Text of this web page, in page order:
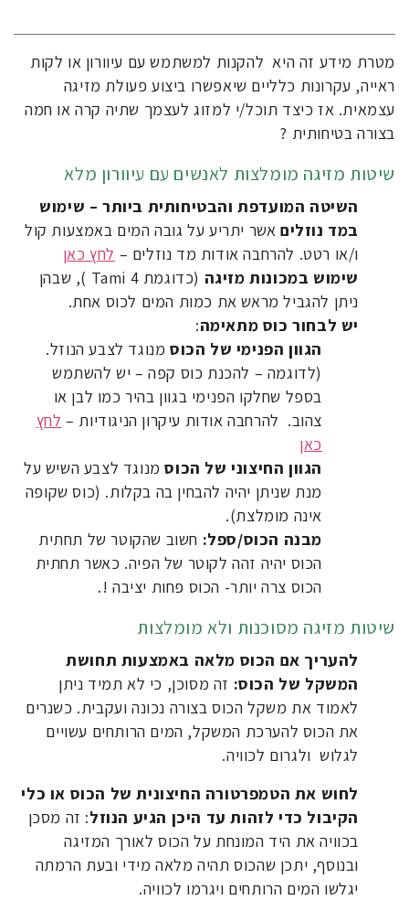
מטרת מידע זה היא להקנות למשתמש עם עיוורון או לקות
ראייה, עקרונות כלליים שיאפשרו ביצוע פעולת מזיגה
עצמאית. אז כיצד תוכל/י למזוג לעצמך שתיה קרה או חמה
בצורה בטיחותית ?
שיטות מזיגה מומלצות לאנשים עם עיוורון מלא
השיטה המועדפת והבטיחותית ביותר – שימוש
במד נוזלים אשר יתריע על גובה המים באמצעות קול
ו/או רטט. להרחבה אודות מד נוזלים – לחץ כאן
שימוש במכונות מזיגה
(כדוגמת Tami 4 ), שבהן
ניתן להגביל מראש את כמות המים לכוס אחת.
יש לבחור כוס מתאימה:
הגוון הפנימי של הכוס מנוגד לצבע הנוזל.
(לדוגמה – להכנת כוס קפה – יש להשתמש
בספל שחלקו הפנימי בגוון בהיר כמו לבן או
צהוב. להרחבה אודות עיקרון הניגודיות – לחץ
כאן
הגוון החיצוני של הכוסמנוגד לצבע השיש על
מנת שניתן יהיה להבחין בה בקלות. (כוס שקופה
אינה מומלצת).
מבנה הכוס/ספל: חשוב שהקוטר של תחתית
הכוס יהיה זהה לקוטר של הפיה. כאשר תחתית
הכוס צרה יותר- הכוס פחות יציבה !.
שיטות מזיגה מסוכנות ולא מומלצות
להעריך אם הכוס מלאה באמצעות תחושת
המשקל של הכוס: זה מסוכן, כי לא תמיד ניתן
לאמוד את משקל הכוס בצורה נכונה ועקבית. כשנרים
את הכוס להערכת המשקל, המים הרותחים עשויים
לגלוש ולגרום לכוויה.
לחוש את הטמפרטורה החיצונית של הכוס או כלי
הקיבול כדי לזהות עד היכן הגיע הנוזל: זה מסכן
בכוויה את היד המונחת על הכוס לאורך המזיגה
ובנוסף, יתכן שהכוס תהיה מלאה מידי ובעת הרמתה
יגלשו המים הרותחים ויגרמו לכוויה.